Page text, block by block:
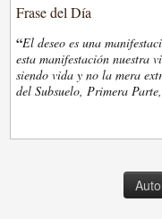
Frase del Día
“El deseo es una
esta manifestación nuestra
siendo vida y no la mera
del Subsuelo, Primera